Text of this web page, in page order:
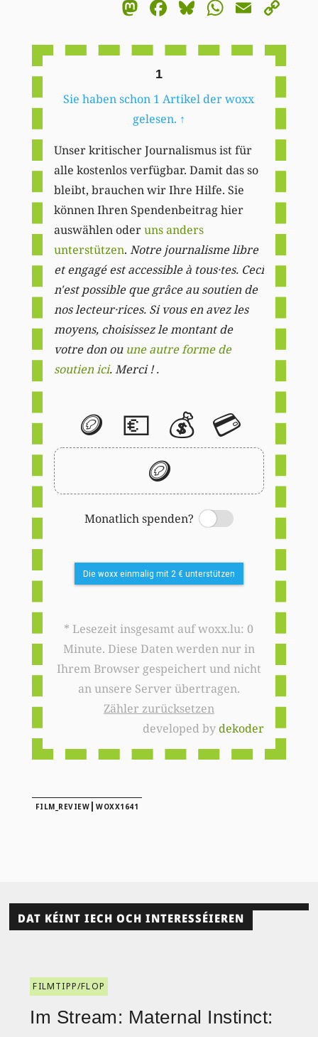
Mastodon
Facebook
BlueskyEmail
1
Sie haben schon 1 Artikel der woxx
gelesen. ↑
Unser kritischer Journalismus ist für
alle kostenlos verfügbar. Damit das so
bleibt, brauchen wir Ihre Hilfe. Sie
können Ihren Spendenbeitrag hier
auswählen oderuns anders
unterstützen. Notre journalisme libre
et engagé est accessible à tous·tes. Ceci
n'est possible que grâce au soutien de
nos lecteur·rices. Si vous en avez les
moyens, choisissez le montant de
votre don ou une autre forme de
soutien ici. Merci ! .
🪙 💶 💰 💳
🪙
Monatlich spenden?
Switch
Die woxx einmalig mit 2 € unterstützen
* Lesezeit insgesamt auf woxx.lu: 0
Minute. Diese Daten werden nur in
Ihrem Browser gespeichert und nicht
an unsere Server übertragen.
Zähler zurücksetzen
developed bydekoder
FILM_REVIEW |WOXX1641
DAT KÉINT IECH OCH INTERESSÉIEREN
FILMTIPP/FLOP
Im Stream: Maternal Instinct: